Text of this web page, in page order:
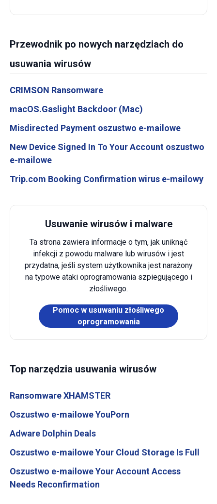
Przewodnik po nowych narzędziach do
usuwania wirusów
CRIMSON Ransomware
macOS.Gaslight Backdoor (Mac)
Misdirected Payment oszustwo e-mailowe
New Device Signed In To Your Account oszustwo
e-mailowe
Trip.com Booking Confirmation wirus e-mailowy
Usuwanie wirusów i malware
Ta strona zawiera informacje o tym, jak uniknąć
infekcji z powodu malware lub wirusów i jest
przydatna, jeśli system użytkownika jest narażony
na typowe ataki oprogramowania szpiegującego i
złośliwego.
Pomoc w usuwaniu złośliwego
oprogramowania
Top narzędzia usuwania wirusów
Ransomware XHAMSTER
Oszustwo e-mailowe YouPorn
Adware Dolphin Deals
Oszustwo e-mailowe Your Cloud Storage Is Full
Oszustwo e-mailowe Your Account Access
Needs Reconfirmation